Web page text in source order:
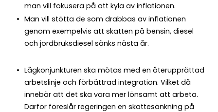
man vill fokusera på att kyla av inflationen.
Man vill stötta de som drabbas av inflationen
genom exempelvis att skatten på bensin, diesel
och jordbruksdiesel sänks nästa år.
Lågkonjunkturen ska mötas med en återupprättad
arbetslinje och förbättrad integration. Vilket då
innebär att det ska vara mer lönsamt att arbeta.
Därför föreslår regeringen en skattesänkning på